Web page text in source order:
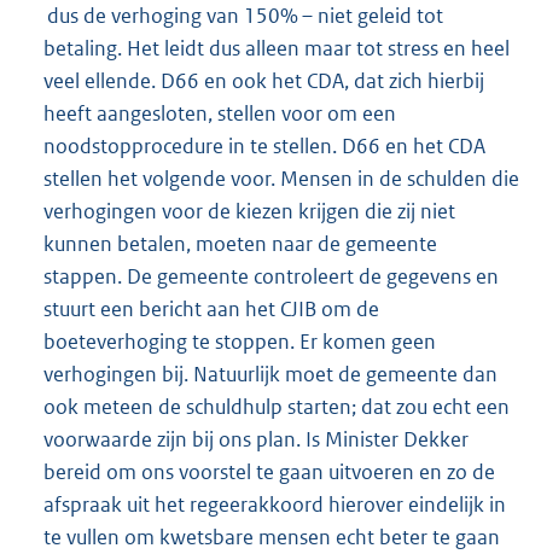
dus de verhoging van 150% – niet geleid tot
betaling. Het leidt dus alleen maar tot stress en heel
veel ellende. D66 en ook het CDA, dat zich hierbij
heeft aangesloten, stellen voor om een
noodstopprocedure in te stellen. D66 en het CDA
stellen het volgende voor. Mensen in de schulden die
verhogingen voor de kiezen krijgen die zij niet
kunnen betalen, moeten naar de gemeente
stappen. De gemeente controleert de gegevens en
stuurt een bericht aan het CJIB om de
boeteverhoging te stoppen. Er komen geen
verhogingen bij. Natuurlijk moet de gemeente dan
ook meteen de schuldhulp starten; dat zou echt een
voorwaarde zijn bij ons plan. Is Minister Dekker
bereid om ons voorstel te gaan uitvoeren en zo de
afspraak uit het regeerakkoord hierover eindelijk in
te vullen om kwetsbare mensen echt beter te gaan